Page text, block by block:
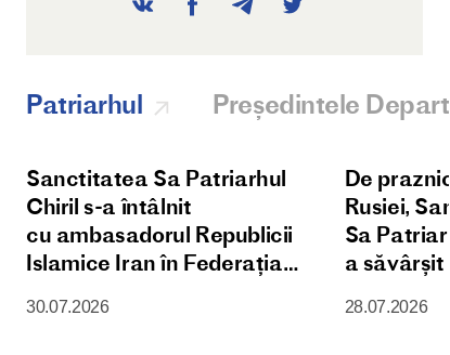
Patriarhul Președintele
Sanctitatea Sa Patriarhul
Chiril s-a întâlnit
cu ambasadorul Republicii
Islamice Iran în Federația
30.07.2026
De
Rusiei,
Sa
a
28.07.2026